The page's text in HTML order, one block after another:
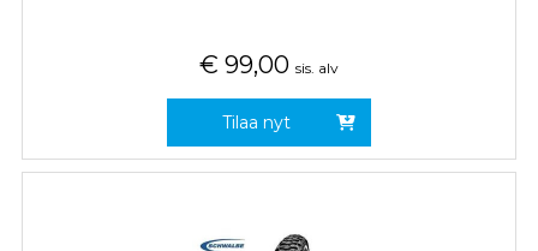
€ 99,00 sis. alv
Tilaa nyt